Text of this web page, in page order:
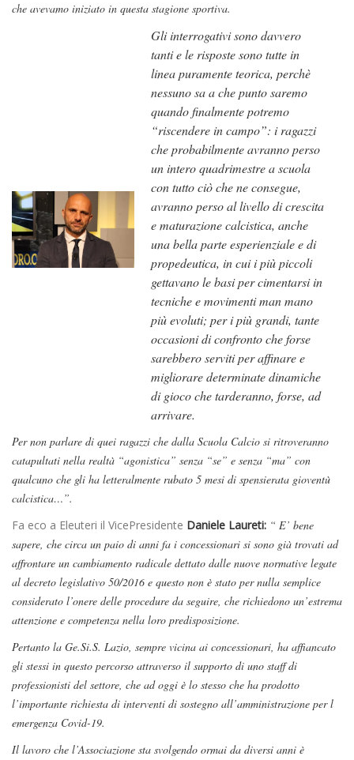
che avevamo iniziato in questa stagione sportiva.
Gli interrogativi sono davvero
tanti e le risposte sono tutte in
linea puramente teorica, perchè
nessuno sa a che punto saremo
quando finalmente potremo
“riscendere in campo”: i ragazzi
che probabilmente avranno perso
un intero quadrimestre a scuola
con tutto ciò che ne consegue,
avranno perso al livello di crescita
e maturazione calcistica, anche
una bella parte esperienziale e di
propedeutica, in cui i più piccoli
gettavano le basi per cimentarsi in
tecniche e movimenti man mano
più evoluti; per i più grandi, tante
occasioni di confronto che forse
sarebbero serviti per affinare e
migliorare determinate dinamiche
di gioco che tarderanno, forse, ad
arrivare.
Per non parlare di quei ragazzi che dalla Scuola Calcio si ritroveranno
catapultati nella realtà “agonistica” senza “se” e senza “ma” con
qualcuno che gli ha letteralmente rubato 5 mesi di spensierata gioventù
calcistica…”.
Fa eco a Eleuteri il VicePresidente Daniele Laureti: “ E’ bene
sapere, che circa un paio di anni fa i concessionari si sono già trovati ad
affrontare un cambiamento radicale dettato dalle nuove normative legate
al decreto legislativo 50/2016 e questo non è stato per nulla semplice
considerato l’onere delle procedure da seguire, che richiedono un’estrema
attenzione e competenza nella loro predisposizione.
Pertanto la Ge.Si.S. Lazio, sempre vicina ai concessionari, ha affiancato
gli stessi in questo percorso attraverso il supporto di uno staff di
professionisti del settore, che ad oggi è lo stesso che ha prodotto
l’importante richiesta di interventi di sostegno all’amministrazione per l
emergenza Covid-19.
Il lavoro che l’Associazione sta svolgendo ormai da diversi anni è